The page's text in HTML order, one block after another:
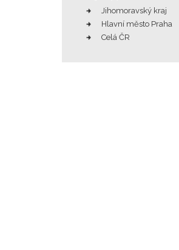
Jihomoravský kraj
Hlavní město Praha
Celá ČR